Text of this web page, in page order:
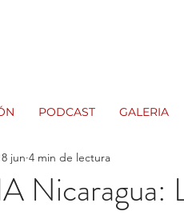
PODCAST GALERIA
Nicaragua:
jun 4 min de lectura